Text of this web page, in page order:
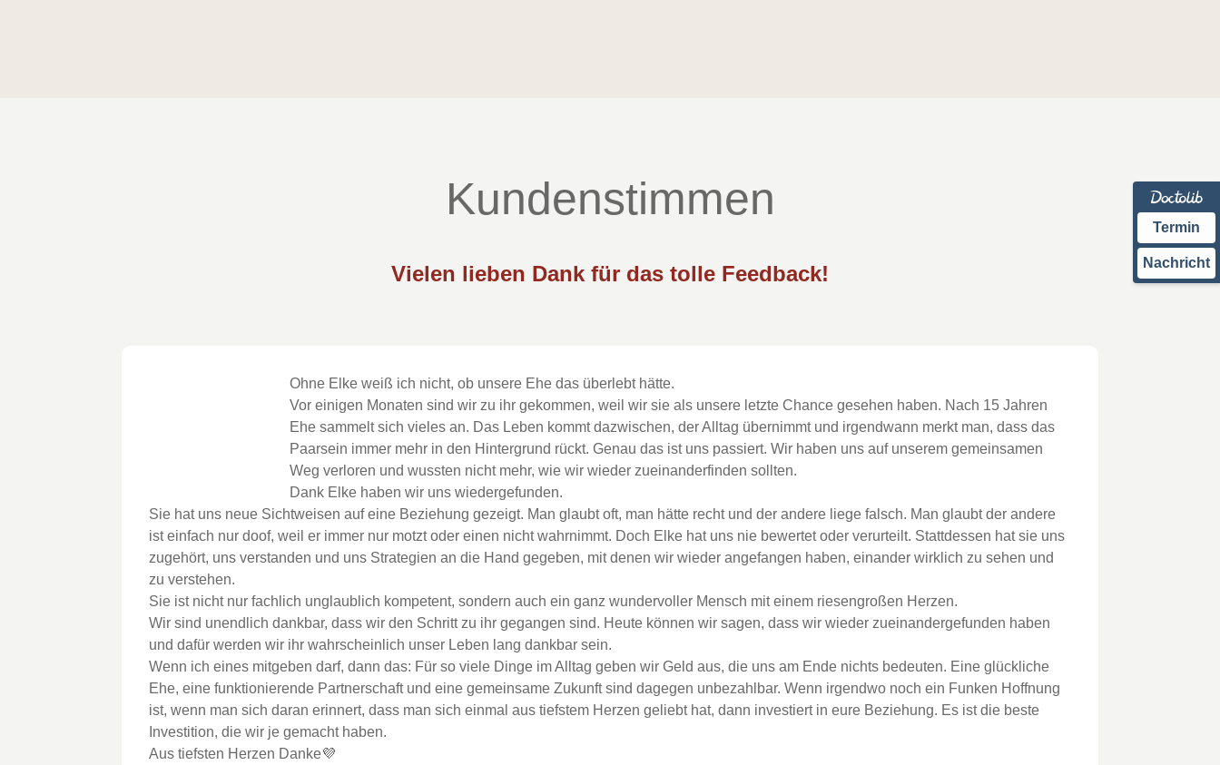
Kundenstimmen
Vielen lieben Dank für das tolle Feedback!
Ohne Elke weiß ich nicht, ob unsere Ehe das überlebt hätte.
Vor einigen Monaten sind wir zu ihr gekommen, weil wir sie als unsere letzte Chance gesehen haben. Nach 15 Jahren
Ehe sammelt sich vieles an. Das Leben kommt dazwischen, der Alltag übernimmt und irgendwann merkt man, dass das
Paarsein immer mehr in den Hintergrund rückt. Genau das ist uns passiert. Wir haben uns auf unserem gemeinsamen
Weg verloren und wussten nicht mehr, wie wir wieder zueinanderfinden sollten.
Dank Elke haben wir uns wiedergefunden.
Sie hat uns neue Sichtweisen auf eine Beziehung gezeigt. Man glaubt oft, man hätte recht und der andere liege falsch. Man glaubt der andere
ist einfach nur doof, weil er immer nur motzt oder einen nicht wahrnimmt. Doch Elke hat uns nie bewertet oder verurteilt. Stattdessen hat sie uns
zugehört, uns verstanden und uns Strategien an die Hand gegeben, mit denen wir wieder angefangen haben, einander wirklich zu sehen und
zu verstehen.
Sie ist nicht nur fachlich unglaublich kompetent, sondern auch ein ganz wundervoller Mensch mit einem riesengroßen Herzen.
Wir sind unendlich dankbar, dass wir den Schritt zu ihr gegangen sind. Heute können wir sagen, dass wir wieder zueinandergefunden haben
und dafür werden wir ihr wahrscheinlich unser Leben lang dankbar sein.
Wenn ich eines mitgeben darf, dann das: Für so viele Dinge im Alltag geben wir Geld aus, die uns am Ende nichts bedeuten. Eine glückliche
Ehe, eine funktionierende Partnerschaft und eine gemeinsame Zukunft sind dagegen unbezahlbar. Wenn irgendwo noch ein Funken Hoffnung
ist, wenn man sich daran erinnert, dass man sich einmal aus tiefstem Herzen geliebt hat, dann investiert in eure Beziehung. Es ist die beste
Investition, die wir je gemacht haben.
Aus tiefsten Herzen Danke💜
Termin
Nachricht